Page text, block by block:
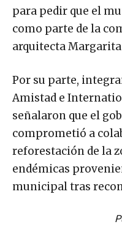
para pedir que el
como parte de la
arquitecta Margarita
Por su parte,
Amistad e
señalaron que el
comprometió a
reforestación de la
endémicas
municipal tras